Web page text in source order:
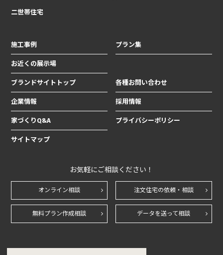
二世帯住宅
施工事例 プラン集
お近くの展示場
ブランドサイトトップ 各種お問い合わせ
企業情報 採用情報
家づくりQ&A プライバシーポリシー
サイトマップ
お気軽にご相談ください！
オンライン相談 注文住宅の依頼・相談
無料プラン作成相談 データを送って相談